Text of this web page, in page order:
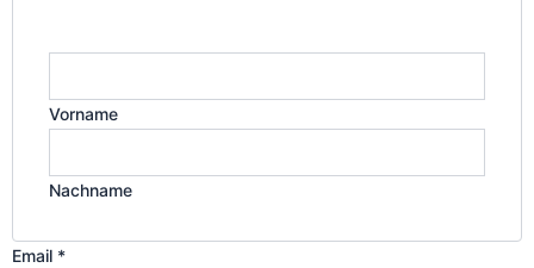
Vorname
Nachname
Email *